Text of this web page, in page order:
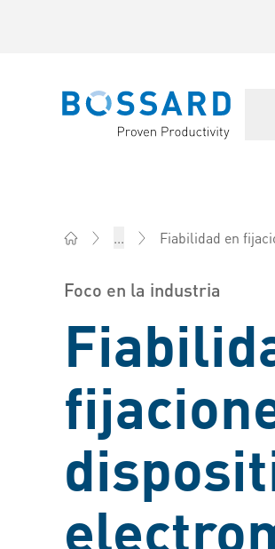
Bossard homepage
... Fiabilidad en
Foco en la industria